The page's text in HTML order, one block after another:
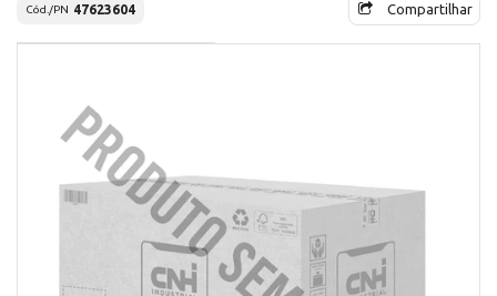
Cód./PN 47623604 Compartilhar